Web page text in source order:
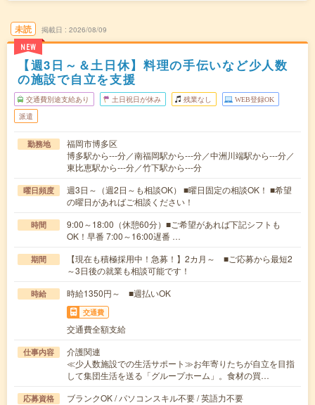
未読
NEW
掲載日 2026/08/09
【週3日～＆土日休】料理の手伝いなど少人数
の施設で自立を支援
交通費別途支給あり 土日祝日が休み 残業なし WEB登録OK
派遣
勤務地
福岡市博多区
博多駅から---分／南福岡駅から---分／中洲川端駅から---分／
東比恵駅から---分／竹下駅から---分
曜日頻度
週3日～（週2日～も相談OK） ■曜日固定の相談OK！ ■希望
の曜日があればご相談ください！
時間
9:00～18:00（休憩60分）■ご希望があれば下記シフトも
OK！早番 7:00～16:00遅番 …
期間
【現在も積極採用中！急募！】2カ月～ ■ご応募から最短2
～3日後の就業も相談可能です！
時給 時給1350円～ ■週払いOK
交通費
交通費全額支給
仕事内容
介護関連
≪少人数施設での生活サポート≫お年寄りたちが自立を目指
して集団生活を送る「グループホーム」。食材の買…
応募資格
ブランクOK / パソコンスキル不要 / 英語力不要